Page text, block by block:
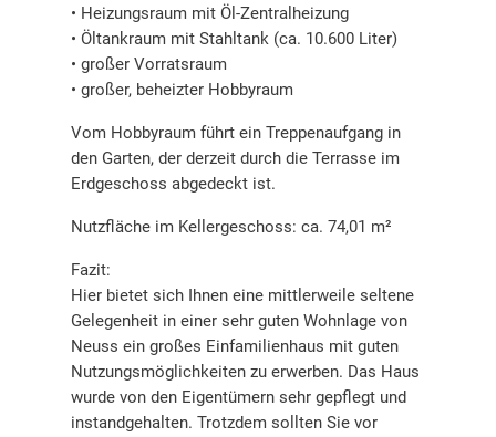
• Heizungsraum mit Öl-Zentralheizung
• Öltankraum mit Stahltank (ca. 10.600 Liter)
• großer Vorratsraum
• großer, beheizter Hobbyraum
Vom Hobbyraum führt ein Treppenaufgang in
den Garten, der derzeit durch die Terrasse im
Erdgeschoss abgedeckt ist.
Nutzfläche im Kellergeschoss: ca. 74,01 m²
Fazit:
Hier bietet sich Ihnen eine mittlerweile seltene
Gelegenheit in einer sehr guten Wohnlage von
Neuss ein großes Einfamilienhaus mit guten
Nutzungsmöglichkeiten zu erwerben. Das Haus
wurde von den Eigentümern sehr gepflegt und
instandgehalten. Trotzdem sollten Sie vor